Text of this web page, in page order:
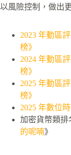
以風險控制，做出
2023 年動區
榜》
2024 年動區
榜》
2025 年動區
榜》
2025 年數位
加密貨幣類排
的呢喃》